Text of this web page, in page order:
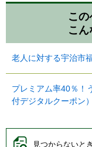
こ
こ
老人に対する宇治市
プレミアム率40％！
付デジタルクーポン）
見つからないと